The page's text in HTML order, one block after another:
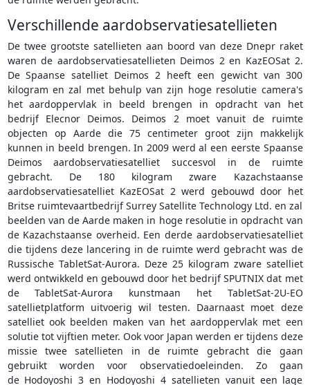
Verschillende aardobservatiesatellieten
De twee grootste satellieten aan boord van deze Dnepr raket
waren de aardobservatiesatellieten Deimos 2 en KazEOSat 2.
De Spaanse satelliet Deimos 2 heeft een gewicht van 300
kilogram en zal met behulp van zijn hoge resolutie camera's
het aardoppervlak in beeld brengen in opdracht van het
bedrijf Elecnor Deimos. Deimos 2 moet vanuit de ruimte
objecten op Aarde die 75 centimeter groot zijn makkelijk
kunnen in beeld brengen. In 2009 werd al een eerste Spaanse
Deimos aardobservatiesatelliet succesvol in de ruimte
gebracht. De 180 kilogram zware Kazachstaanse
aardobservatiesatelliet KazEOSat 2 werd gebouwd door het
Britse ruimtevaartbedrijf Surrey Satellite Technology Ltd. en zal
beelden van de Aarde maken in hoge resolutie in opdracht van
de Kazachstaanse overheid. Een derde aardobservatiesatelliet
die tijdens deze lancering in de ruimte werd gebracht was de
Russische TabletSat-Aurora. Deze 25 kilogram zware satelliet
werd ontwikkeld en gebouwd door het bedrijf SPUTNIX dat met
de TabletSat-Aurora kunstmaan het TabletSat-2U-EO
satellietplatform uitvoerig wil testen. Daarnaast moet deze
satelliet ook beelden maken van het aardoppervlak met een
solutie tot vijftien meter. Ook voor Japan werden er tijdens deze
missie twee satellieten in de ruimte gebracht die gaan
gebruikt worden voor observatiedoeleinden. Zo gaan
de Hodoyoshi 3 en Hodoyoshi 4 satellieten vanuit een lage